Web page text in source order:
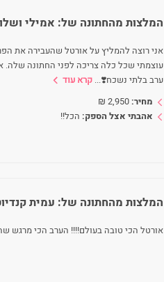
המלצות מהחתונה של: אמילי
אני רוצה להמליץ על אורטל שהעבירה את
עוצמתי שכל כלה צריכה לפני החתונה שלה.
ערב בלתי נשכח❣️... קרא עוד
מחיר: 2,950
₪
אהבתי אצל הספק: הכל!!
המלצות מהחתונה של: עמית
אורטל הכי טובה בעולם!!!! הערב הכי מרגש